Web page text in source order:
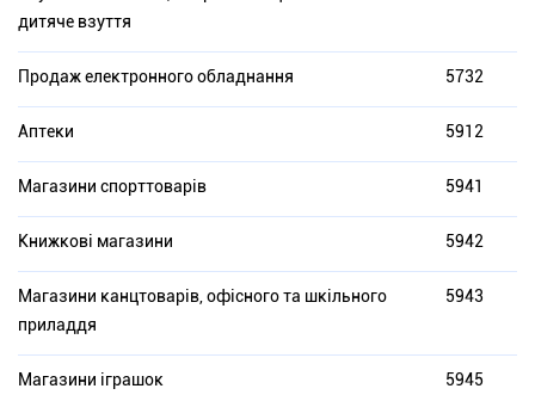
дитяче взуття
Продаж електронного обладнання 5732
Аптеки 5912
Магазини спорттоварів 5941
Книжкові магазини 5942
Магазини канцтоварів, офісного та шкільного
приладдя
5943
Магазини іграшок 5945